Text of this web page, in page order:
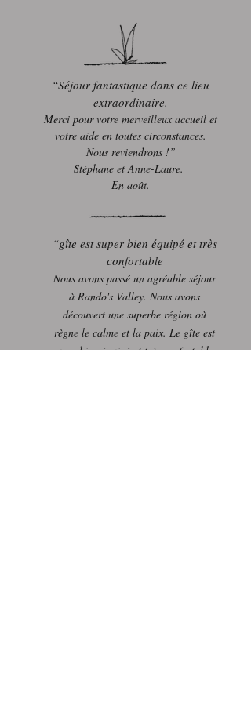
“Séjour fantastique dans ce lieu
extraordinaire.
Merci pour votre merveilleux accueil et
votre aide en toutes circonstances.
Nous reviendrons !”
Stéphane et Anne-Laure.
En août.
“gîte est super bien équipé et très
confortable
Nous avons passé un agréable séjour
à Rando's Valley. Nous avons
découvert une superbe région où
règne le calme et la paix. Le gîte est
super bien équipé et très confortable.